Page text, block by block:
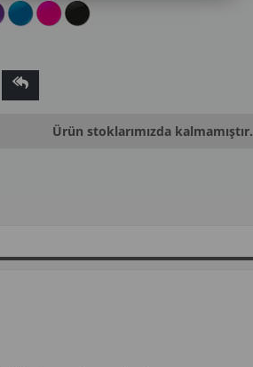
Ürün stoklarımızda kalmamıştır.